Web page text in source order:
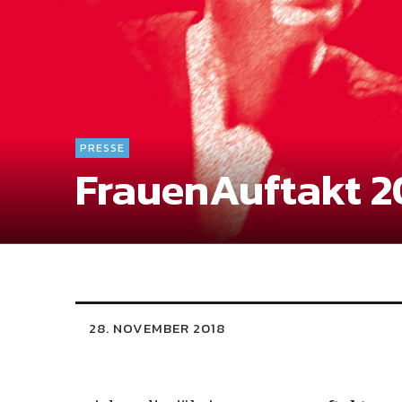
PRESSE
FrauenAuftakt
28. NOVEMBER 2018